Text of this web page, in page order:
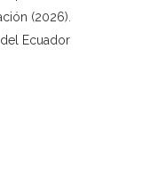
(2026).
Ecuador